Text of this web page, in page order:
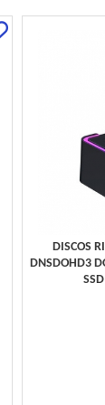
DISCOS
DNSDOHD3